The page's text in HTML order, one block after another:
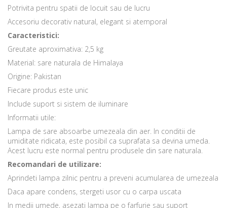
Potrivita pentru spatii de locuit sau de lucru
Accesoriu decorativ natural, elegant si atemporal
Caracteristici:
Greutate aproximativa: 2,5 kg
Material: sare naturala de Himalaya
Origine: Pakistan
Fiecare produs este unic
Include suport si sistem de iluminare
Informatii utile:
Lampa de sare absoarbe umezeala din aer. In conditii de
umiditate ridicata, este posibil ca suprafata sa devina umeda.
Acest lucru este normal pentru produsele din sare naturala.
Recomandari de utilizare:
Aprindeti lampa zilnic pentru a preveni acumularea de umezeala
Daca apare condens, stergeti usor cu o carpa uscata
In medii umede, asezati lampa pe o farfurie sau suport